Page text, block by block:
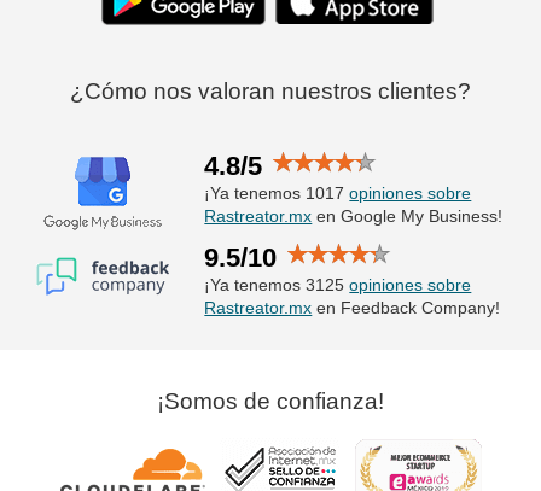
¿Cómo nos valoran nuestros clientes?
4.8/5
¡Ya tenemos 1017opiniones sobre
Rastreator.mx en Google My Business!
9.5/10
¡Ya tenemos 3125opiniones sobre
Rastreator.mx en Feedback Company!
¡Somos de confianza!